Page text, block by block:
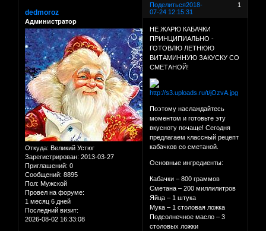
Поделиться 1
2018-
07-24 12:15:31
dedmoroz
Администратор
Откуда: Великий Устюг
Зарегистрирован: 2013-03-27
Приглашений: 0
Сообщений: 8895
Пол: Мужской
Провел на форуме:
1 месяц 6 дней
Последний визит:
2026-08-02 16:33:08
НЕ ЖАРЮ КАБАЧКИ
ПРИНЦИПИАЛЬНО -
ГОТОВЛЮ ЛЕТНЮЮ
ВИТАМИННУЮ ЗАКУСКУ СО
СМЕТАНОЙ!
Поэтому наслаждайтесь
моментом и готовьте эту
вкусноту почаще! Сегодня
предлагаем классный рецепт
кабачков со сметаной.
Основные ингредиенты:
Кабачки – 800 граммов
Сметана – 200 миллилитров
Яйца – 1 штука
Мука – 1 столовая ложка
Подсолнечное масло – 3
столовых ложки